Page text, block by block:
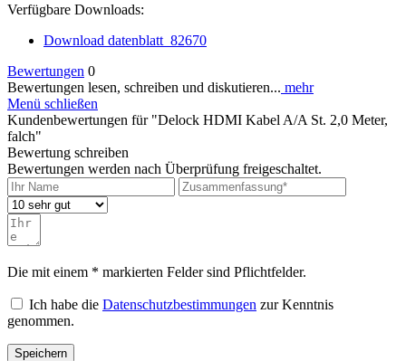
Verfügbare Downloads:
Download datenblatt_82670
Bewertungen 0
Bewertungen lesen, schreiben und diskutieren... mehr
Menü schließen
Kundenbewertungen für "Delock HDMI Kabel A/A St. 2,0 Meter,
falch"
Bewertung schreiben
Bewertungen werden nach Überprüfung freigeschaltet.
Die mit einem * markierten Felder sind Pflichtfelder.
Ich habe die Datenschutzbestimmungen zur Kenntnis
genommen.
Speichern